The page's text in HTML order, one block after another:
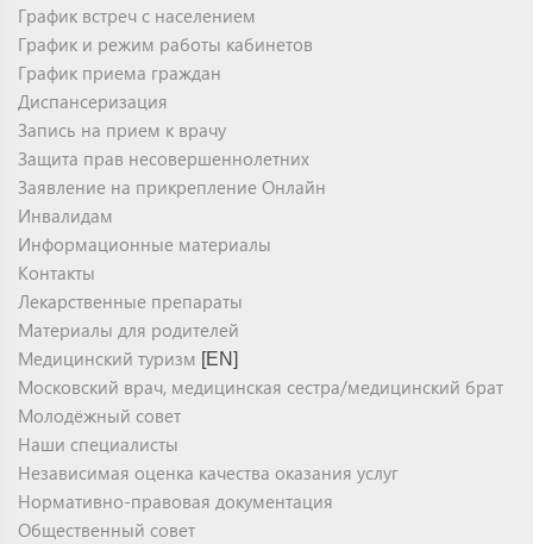
График встреч с населением
График и режим работы кабинетов
График приема граждан
Диспансеризация
Запись на прием к врачу
Защита прав несовершеннолетних
Заявление на прикрепление Онлайн
Инвалидам
Информационные материалы
Контакты
Лекарственные препараты
Материалы для родителей
Медицинский туризм [EN]
Московский врач, медицинская сестра/медицинский брат
Молодёжный совет
Наши специалисты
Независимая оценка качества оказания услуг
Нормативно-правовая документация
Общественный совет